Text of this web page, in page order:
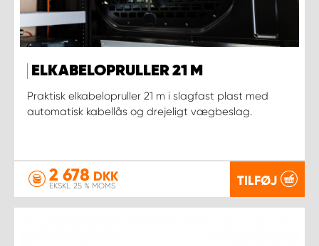
ELKABELOPRULLER 21 M
Praktisk elkabelopruller 21 m i slagfast plast med
automatisk kabellås og drejeligt vægbeslag.
2 678 DKK
EKSKL. 25 % MOMS TILFØJ